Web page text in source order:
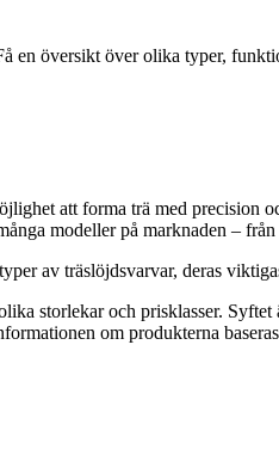
en översikt över olika typer,
att forma trä med
modeller på marknaden –
av träslöjdsvarvar, deras
storlekar och prisklasser.
om produkterna